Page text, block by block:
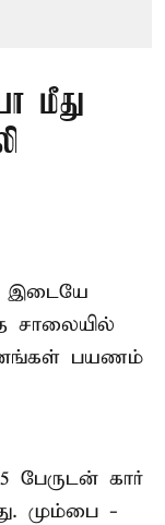
மீது
இடையே
சாலையில்
பயணம்
பேருடன் கார்
மும்பை -